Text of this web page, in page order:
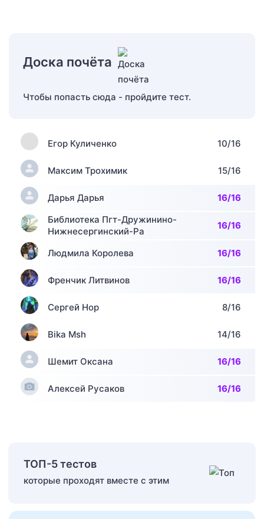
Доска почёта
Чтобы попасть сюда - пройдите тест.
Егор Куличенко 10/16
Максим Трохимик 15/16
Дарья Дарья
16/16
Библиотека Пгт-Дружинино-
Нижнесергинский-Ра
16/16
Людмила Королева 16/16
Френчик Литвинов 16/16
Сергей Нор 8/16
Bika Msh 14/16
Шемит Оксана 16/16
Алексей Русаков 16/16
ТОП-5 тестов
которые проходят вместе с этим